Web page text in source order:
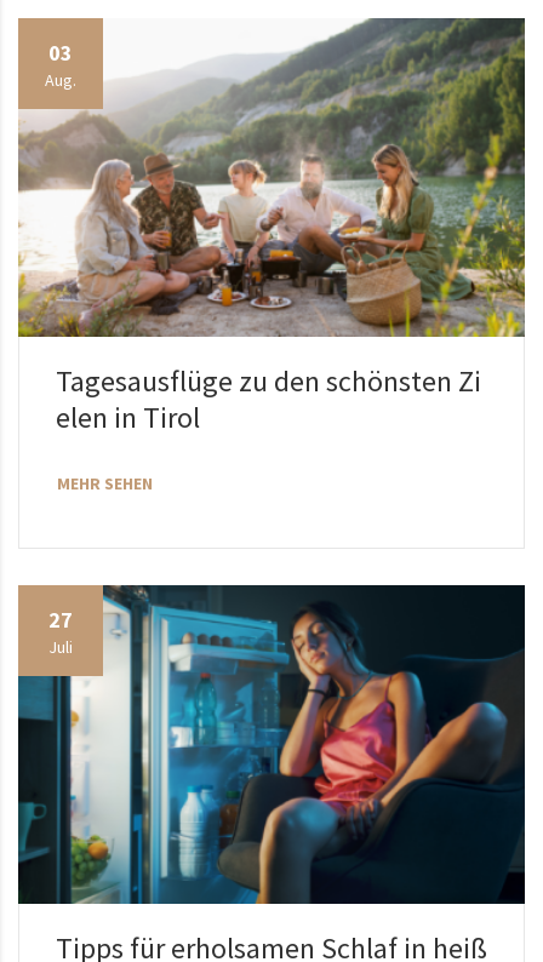
03
Aug.
Tagesausflüge zu den schönsten Zi
elen in Tirol
MEHR SEHEN
27
Juli
Tipps für erholsamen Schlaf in heiß